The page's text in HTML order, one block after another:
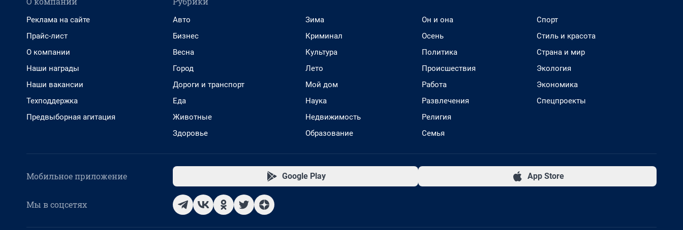
Реклама на сайте
Прайс-лист
О компании
Наши награды
Наши вакансии
Техподдержка
Предвыборная агитация
Авто
Бизнес
Весна
Город
Дороги и транспорт
Еда
Животные
Здоровье
Зима
Криминал
Культура
Лето
Мой дом
Наука
Недвижимость
Образование
Он и она
Осень
Политика
Происшествия
Работа
Развлечения
Религия
Семья
Спорт
Стиль и красота
Страна и мир
Экология
Экономика
Спецпроекты
Мобильное приложение Google Play App Store
Мы в соцсетях